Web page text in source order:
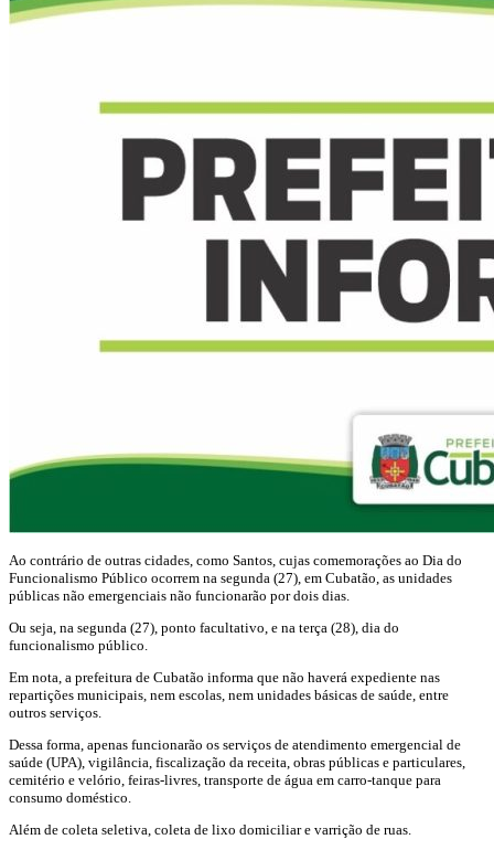
Ao contrário de outras cidades, como Santos, cujas comemorações ao Dia do
Funcionalismo Público ocorrem na segunda (27), em Cubatão, as unidades
públicas não emergenciais não funcionarão por dois dias.
Ou seja, na segunda (27), ponto facultativo, e na terça (28), dia do
funcionalismo público.
Em nota, a prefeitura de Cubatão informa que não haverá expediente nas
repartições municipais, nem escolas, nem unidades básicas de saúde, entre
outros serviços.
Dessa forma, apenas funcionarão os serviços de atendimento emergencial de
saúde (UPA), vigilância, fiscalização da receita, obras públicas e particulares,
cemitério e velório, feiras-livres, transporte de água em carro-tanque para
consumo doméstico.
Além de coleta seletiva, coleta de lixo domiciliar e varrição de ruas.